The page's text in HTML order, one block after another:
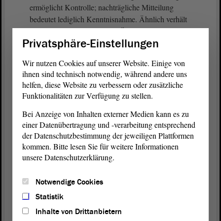
ermöglicht Kontrolle; nachträgliche Mitteilung
bedeutet lediglich Kenntnisnahme. Ähnlich verhält
es sich bei der vorgesehenen Änderung zu den
über- und außerplanmäßigen Ausgaben und
Billigung mag aus der Sicht der Verwaltung als
entbehrlich erscheinen; ich verstehe das
intellektuell. Es ersetzt aber nicht den
parlamentarischen Haushaltsgesetzgeber. Auch
wenn die Zustimmung in diesen Fällen oftmals
formal erfolgt, macht sie deutlich, dass die
Haushaltsmittel nicht im Belieben derExekutive
stehen. Da wäre ich lieber klar und prinzipientreu,
statt diesen Grundsatz irgendwie aufzuweichen.
staatlichen Handelns.
(Kristin Heiß, Die Linke: Ja!)
Privatsphäre-Einstellungen
Wir nutzen Cookies auf unserer Website. Einige von
ihnen sind technisch notwendig, während andere uns
helfen, diese Website zu verbessern oder zusätzliche
Funktionalitäten zur Verfügung zu stellen.
Bei Anzeige von Inhalten externer Medien kann es zu
einer Datenübertragung und -verarbeitung entsprechend
der Datenschutzbestimmung der jeweiligen Plattformen
kommen. Bitte lesen Sie für weitere Informationen
unsere Datenschutzerklärung.
Notwendige Cookies
Statistik
Inhalte von Drittanbietern